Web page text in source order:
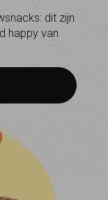
dit zijn
happy van